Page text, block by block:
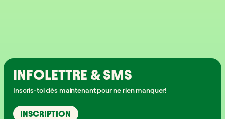
INFOLETTRE & SMS
Inscris-toi dès maintenant pour ne rien manquer!
INSCRIPTION